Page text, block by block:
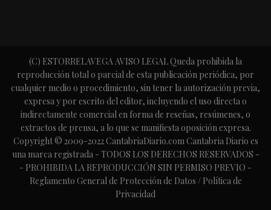
(C) ESTORRELAVEGA AVISO LEGAL Queda prohibida la
reproducción total o parcial de esta publicación periódica, por
cualquier medio o procedimiento, sin tener la autorización previa,
expresa y por escrito del editor, incluyendo el uso directa o
indirectamente comercial en forma de reseñas, resúmenes, o
extractos de prensa, a lo que se manifiesta oposición expresa.
Copyright © 2009-2022 CantabriaDiario.com Cantabria Diario es
una marca registrada - TODOS LOS DERECHOS RESERVADOS -
- PROHIBIDA LA REPRODUCCIÓN SIN PERMISO PREVIO -
Reglamento General de Protección de Datos / Política de
Privacidad